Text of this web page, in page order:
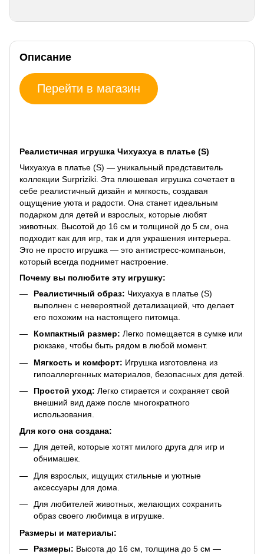
Описание
Перейти в магазин
Реалистичная игрушка Чихуахуа в платье (S)
Чихуахуа в платье (S) — уникальный представитель
коллекции Surpriziki. Эта плюшевая игрушка сочетает в
себе реалистичный дизайн и мягкость, создавая
ощущение уюта и радости. Она станет идеальным
подарком для детей и взрослых, которые любят
животных. Высотой до 16 см и толщиной до 5 см, она
подходит как для игр, так и для украшения интерьера.
Это не просто игрушка — это антистресс-компаньон,
который всегда поднимет настроение.
Почему вы полюбите эту игрушку:
Реалистичный образ: Чихуахуа в платье (S)
выполнен с невероятной детализацией, что делает
его похожим на настоящего питомца.
Компактный размер: Легко помещается в сумке или
рюкзаке, чтобы быть рядом в любой момент.
Мягкость и комфорт: Игрушка изготовлена из
гипоаллергенных материалов, безопасных для детей.
Простой уход: Легко стирается и сохраняет свой
внешний вид даже после многократного
использования.
Для кого она создана:
Для детей, которые хотят милого друга для игр и
обнимашек.
Для взрослых, ищущих стильные и уютные
аксессуары для дома.
Для любителей животных, желающих сохранить
образ своего любимца в игрушке.
Размеры и материалы:
Размеры: Высота до 16 см, толщина до 5 см —